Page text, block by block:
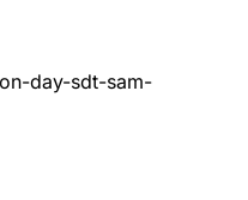
day-sdt-sam-